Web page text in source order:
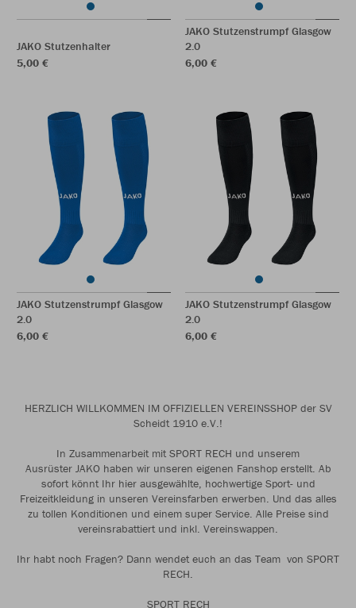
JAKO Stutzenhalter
5,00 €
JAKO Stutzenstrumpf Glasgow
2.0
6,00 €
JAKO Stutzenstrumpf Glasgow
2.0
6,00 €
JAKO Stutzenstrumpf Glasgow
2.0
6,00 €
HERZLICH WILLKOMMEN IM OFFIZIELLEN VEREINSSHOP der SV
Scheidt 1910 e.V.!
In Zusammenarbeit mit SPORT RECH und unserem
Ausrüster JAKO haben wir unseren eigenen Fanshop erstellt. Ab
sofort könnt Ihr hier ausgewählte, hochwertige Sport- und
Freizeitkleidung in unseren Vereinsfarben erwerben. Und das alles
zu tollen Konditionen und einem super Service. Alle Preise sind
vereinsrabattiert und inkl. Vereinswappen.
Ihr habt noch Fragen? Dann wendet euch an das Team von SPORT
RECH.
SPORT RECH